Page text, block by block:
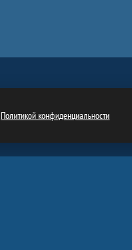
Политикой конфиденциальности